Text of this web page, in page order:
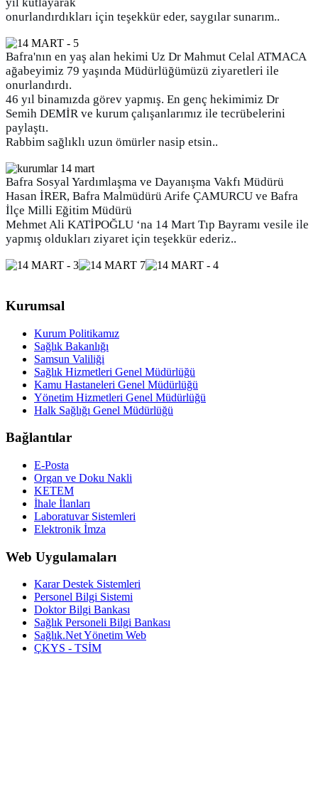
onurlandırdıkları için teşekkür eder, saygılar sunarım..
Bafra'nın en yaş alan hekimi Uz Dr Mahmut Celal ATMACA
ağabeyimiz 79 yaşında Müdürlüğümüzü ziyaretleri ile
onurlandırdı.
46 yıl binamızda görev yapmış. En genç hekimimiz Dr
Semih DEMİR ve kurum çalışanlarımız ile tecrübelerini
paylaştı.
Rabbim sağlıklı uzun ömürler nasip etsin..
Bafra Sosyal Yardımlaşma ve Dayanışma Vakfı Müdürü
Hasan İRER, Bafra Malmüdürü Arife ÇAMURCU ve Bafra
İlçe Milli Eğitim Müdürü
Mehmet Ali KATİPOĞLU ‘na 14 Mart Tıp Bayramı vesile ile
yapmış oldukları ziyaret için teşekkür ederiz..
Kurumsal
Kurum Politikamız
Sağlık Bakanlığı
Samsun Valiliği
Sağlık Hizmetleri Genel Müdürlüğü
Kamu Hastaneleri Genel Müdürlüğü
Yönetim Hizmetleri Genel Müdürlüğü
Halk Sağlığı Genel Müdürlüğü
Bağlantılar
E-Posta
Organ ve Doku Nakli
KETEM
İhale İlanları
Laboratuvar Sistemleri
Elektronik İmza
Web Uygulamaları
Karar Destek Sistemleri
Personel Bilgi Sistemi
Doktor Bilgi Bankası
Sağlık Personeli Bilgi Bankası
Sağlık.Net Yönetim Web
ÇKYS - TSİM